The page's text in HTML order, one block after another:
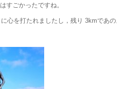
すごかったですね。
心を打たれましたし，残り 3kmであ